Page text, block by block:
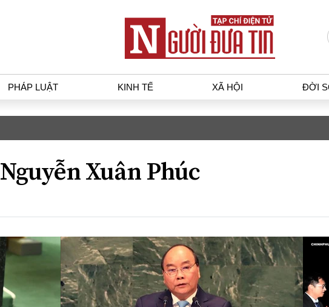
PHÁP LUẬT KINH TẾ XÃ HỘI ĐỜI
Góc nhìn luật gia
Hồ sơ điều tra
An ninh - Hình sự
Tài chính - Ngân hàng
Xu hướng thị trường
Tiêu dùng và dư luận
Công nghệ
Giao
INFOCUS
Nguyễn Xuân Phúc